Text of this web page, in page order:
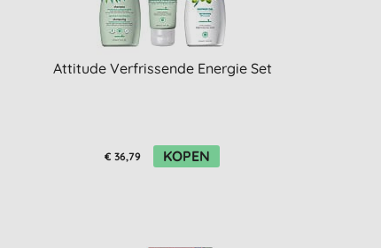
Attitude Verfrissende Energie Set
€ 36,79 KOPEN